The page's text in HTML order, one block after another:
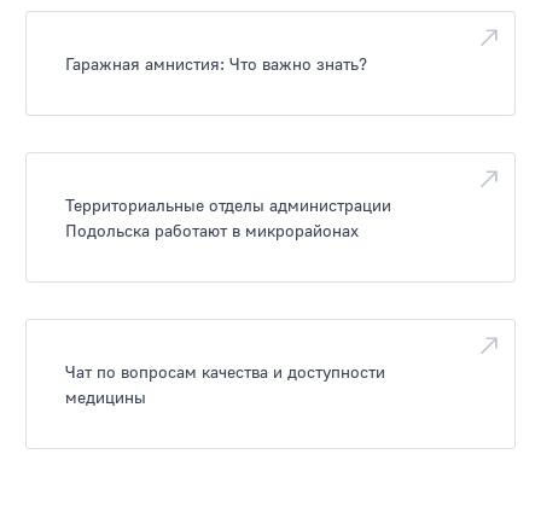
Гаражная амнистия: Что важно знать?
Территориальные отделы администрации
Подольска работают в микрорайонах
Чат по вопросам качества и доступности
медицины